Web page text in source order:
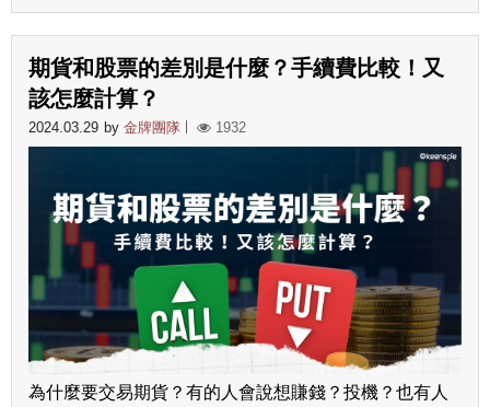
期貨和股票的差別是什麼？手續費比較！又
該怎麼計算？
2024.03.29 by 金牌團隊 1932
為什麼要交易期貨？有的人會說想賺錢？投機？也有人